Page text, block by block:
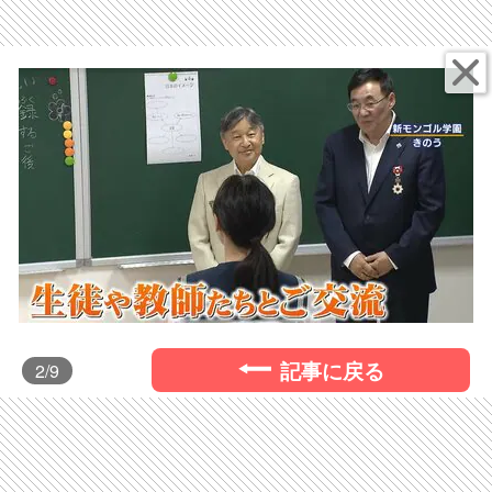
2/9 記事に戻る